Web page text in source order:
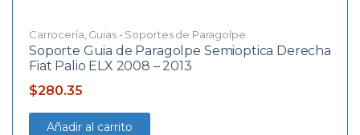
Carrocería Guias - Soportes de Paragolpe
Soporte Guia de Paragolpe Semioptica Derecha
Fiat Palio ELX 2008 – 2013
$280.35
Añadir al carrito